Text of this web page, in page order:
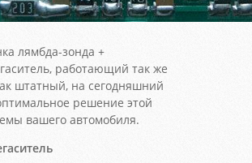
лямбда-зонда +
работающий так же
штатный, на сегодняшний
решение этой
вашего автомобиля.